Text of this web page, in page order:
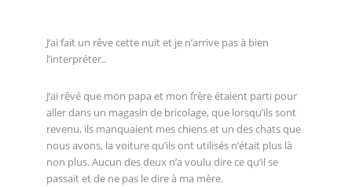
J’ai fait un rêve cette nuit et je n’arrive pas à bien
l’interpréter..
J’ai rêvé que mon papa et mon frère étaient parti pour
aller dans un magasin de bricolage, que lorsqu’ils sont
revenu, ils manquaient mes chiens et un des chats que
nous avons, la voiture qu’ils ont utilisés n’était plus là
non plus. Aucun des deux n’a voulu dire ce qu’il se
passait et de ne pas le dire à ma mère.